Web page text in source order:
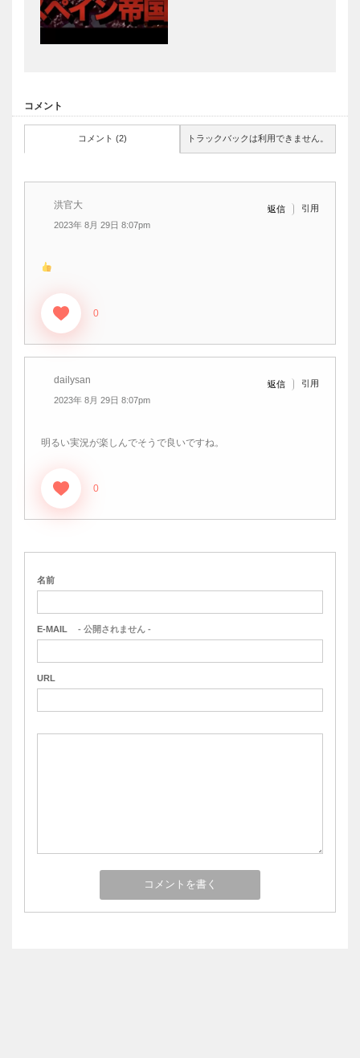
コメント
コメント (2) トラックバックは利用できません。
洪官大
2023年 8月 29日 8:07pm
返信 引用
0
dailysan
2023年 8月 29日 8:07pm
返信 引用
明るい実況が楽しんでそうで良いですね。
0
名前
E-MAIL - 公開されません -
URL